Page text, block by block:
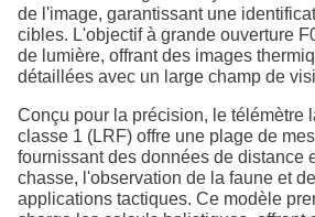
de l'image, garantissant une
cibles. L'objectif à grande ouverture
de lumière, offrant des images
détaillées avec un large champ de
Conçu pour la précision, le télémètre
classe 1 (LRF) offre une plage de
fournissant des données de distance
chasse, l'observation de la faune et
applications tactiques. Ce modèle